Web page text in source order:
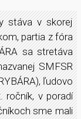
stáva v skorej
partia z fóra
sa stretáva
SMFSR
ľudovo
ročník, v poradí
sme mali